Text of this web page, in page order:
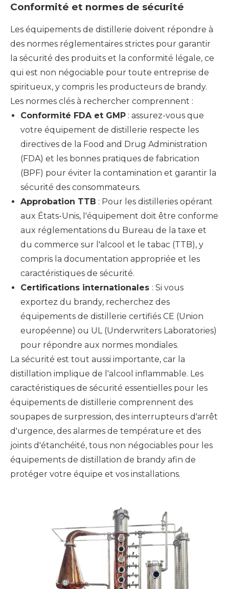
Conformité et normes de sécurité
Les équipements de distillerie doivent répondre à
des normes réglementaires strictes pour garantir
la sécurité des produits et la conformité légale, ce
qui est non négociable pour toute entreprise de
spiritueux, y compris les producteurs de brandy.
Les normes clés à rechercher comprennent :
Conformité FDA et GMP : assurez-vous que
votre équipement de distillerie respecte les
directives de la Food and Drug Administration
(FDA) et les bonnes pratiques de fabrication
(BPF) pour éviter la contamination et garantir la
sécurité des consommateurs.
Approbation TTB : Pour les distilleries opérant
aux États-Unis, l'équipement doit être conforme
aux réglementations du Bureau de la taxe et
du commerce sur l'alcool et le tabac (TTB), y
compris la documentation appropriée et les
caractéristiques de sécurité.
Certifications internationales : Si vous
exportez du brandy, recherchez des
équipements de distillerie certifiés CE (Union
européenne) ou UL (Underwriters Laboratories)
pour répondre aux normes mondiales.
La sécurité est tout aussi importante, car la
distillation implique de l'alcool inflammable. Les
caractéristiques de sécurité essentielles pour les
équipements de distillerie comprennent des
soupapes de surpression, des interrupteurs d'arrêt
d'urgence, des alarmes de température et des
joints d'étanchéité, tous non négociables pour les
équipements de distillation de brandy afin de
protéger votre équipe et vos installations.